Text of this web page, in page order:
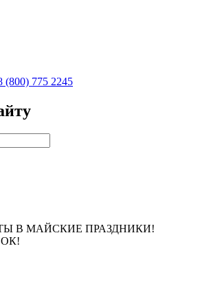
(800) 775 2245
В МАЙСКИЕ ПРАЗДНИКИ!